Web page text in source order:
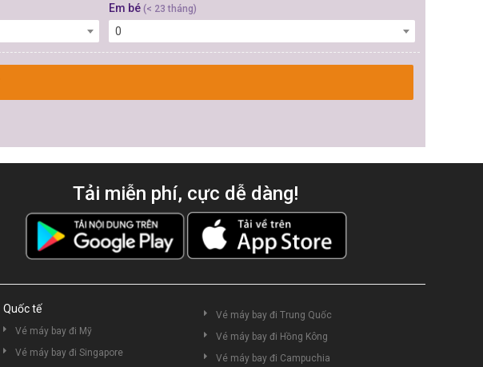
Em bé (< 23 tháng)
0
Tải miễn phí, cực dễ dàng!
Quốc tế
Vé máy bay đi Mỹ
Vé máy bay đi Singapore
Vé máy bay đi Trung Quốc
Vé máy bay đi Hồng Kông
Vé máy bay đi Campuchia